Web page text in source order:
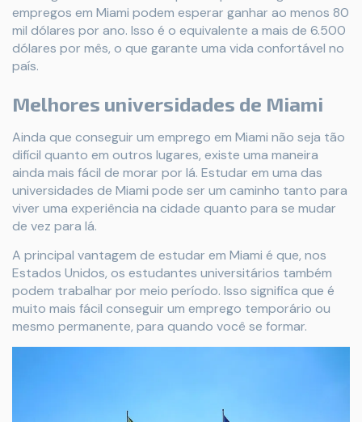
empregos em Miami podem esperar ganhar ao menos 80
mil dólares por ano. Isso é o equivalente a mais de 6.500
dólares por mês, o que garante uma vida confortável no
país.
Melhores universidades de Miami
Ainda que conseguir um emprego em Miami não seja tão
difícil quanto em outros lugares, existe uma maneira
ainda mais fácil de morar por lá. Estudar em uma das
universidades de Miami pode ser um caminho tanto para
viver uma experiência na cidade quanto para se mudar
de vez para lá.
A principal vantagem de estudar em Miami é que, nos
Estados Unidos, os estudantes universitários também
podem trabalhar por meio período. Isso significa que é
muito mais fácil conseguir um emprego temporário ou
mesmo permanente, para quando você se formar.